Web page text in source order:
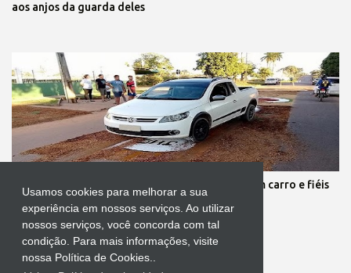
Usamos cookies para melhorar a sua
experiência em nossos serviços. Ao utilizar
nossos serviços, você concorda com tal
condição. Para mais informações, visite
nossa Política de Cookies..
aos anjos da guarda deles
Protestante destrói tapete de Corpus Christi com carro e fiéis
se revoltam